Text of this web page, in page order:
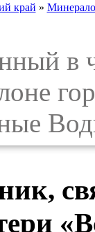
край »
в